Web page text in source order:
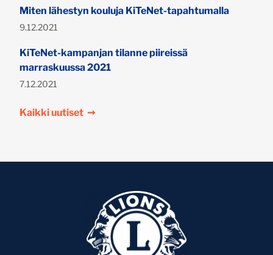
Miten lähestyn kouluja KiTeNet-tapahtumalla
Julkaistu:
9.12.2021
KiTeNet-kampanjan tilanne piireissä
marraskuussa 2021
Julkaistu:
7.12.2021
Kaikki uutiset ➞